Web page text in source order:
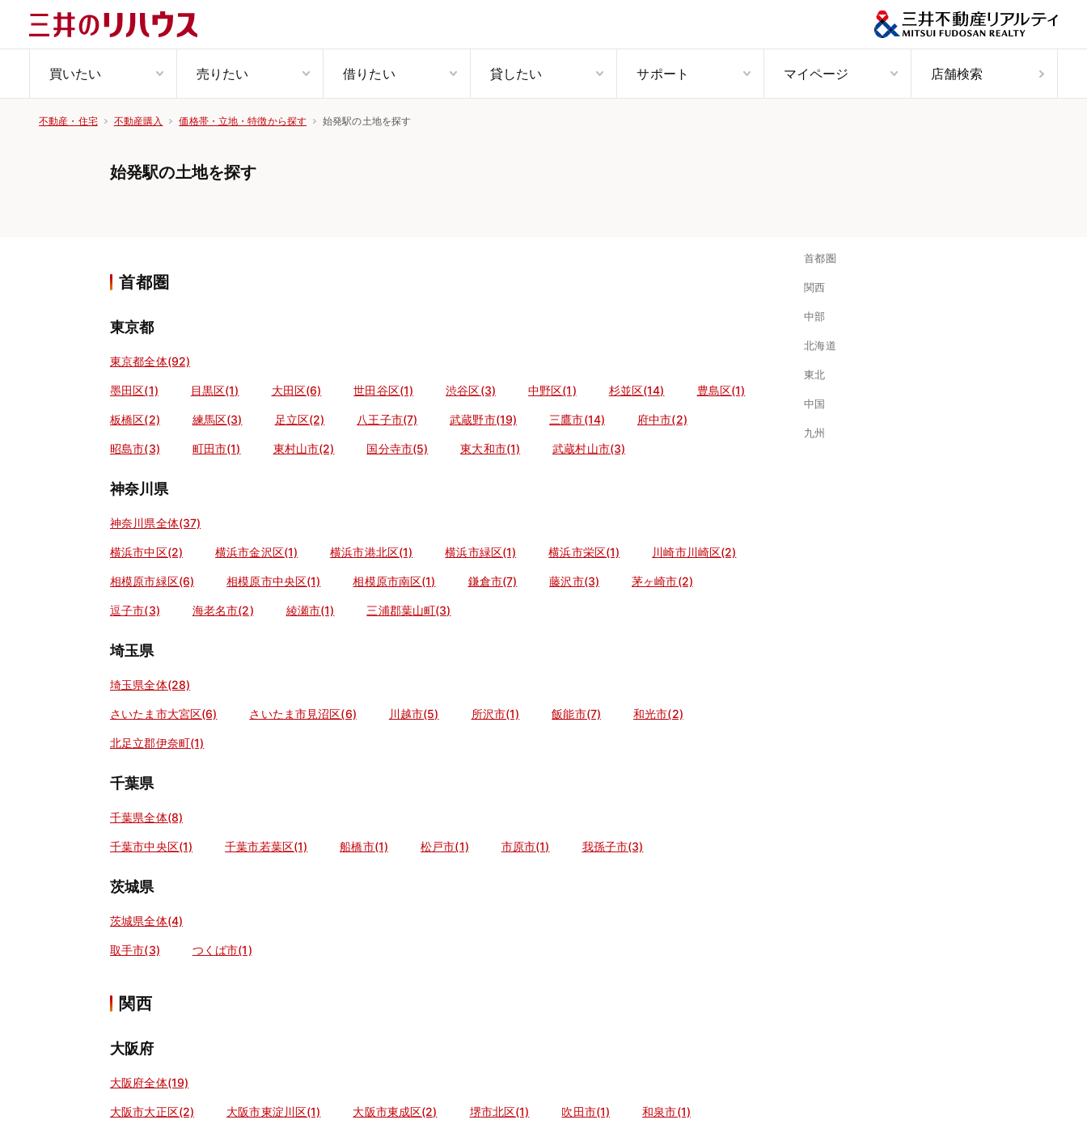
買いたい 売りたい 借りたい 貸したい サポート マイページ 店舗検索
不動産・住宅 不動産購入 価格帯・立地・特徴から探す 始発駅の土地を探す
始発駅の土地を探す
首都圏
東京都
東京都全体(92)
墨田区(1) 目黒区(1) 大田区(6) 世田谷区(1) 渋谷区(3) 中野区(1) 杉並区(14) 豊島区(1)
板橋区(2) 練馬区(3) 足立区(2) 八王子市(7) 武蔵野市(19) 三鷹市(14) 府中市(2)
昭島市(3) 町田市(1) 東村山市(2) 国分寺市(5) 東大和市(1) 武蔵村山市(3)
神奈川県
神奈川県全体(37)
横浜市中区(2) 横浜市金沢区(1) 横浜市港北区(1) 横浜市緑区(1) 横浜市栄区(1) 川崎市川崎区(2)
相模原市緑区(6) 相模原市中央区(1) 相模原市南区(1) 鎌倉市(7) 藤沢市(3) 茅ヶ崎市(2)
逗子市(3) 海老名市(2) 綾瀬市(1) 三浦郡葉山町(3)
埼玉県
埼玉県全体(28)
さいたま市大宮区(6) さいたま市見沼区(6) 川越市(5) 所沢市(1) 飯能市(7) 和光市(2)
北足立郡伊奈町(1)
千葉県
千葉県全体(8)
千葉市中央区(1) 千葉市若葉区(1) 船橋市(1) 松戸市(1) 市原市(1) 我孫子市(3)
茨城県
茨城県全体(4)
取手市(3) つくば市(1)
関西
大阪府
大阪府全体(19)
大阪市大正区(2) 大阪市東淀川区(1) 大阪市東成区(2) 堺市北区(1) 吹田市(1) 和泉市(1)
首都圏
関西
中部
北海道
東北
中国
九州